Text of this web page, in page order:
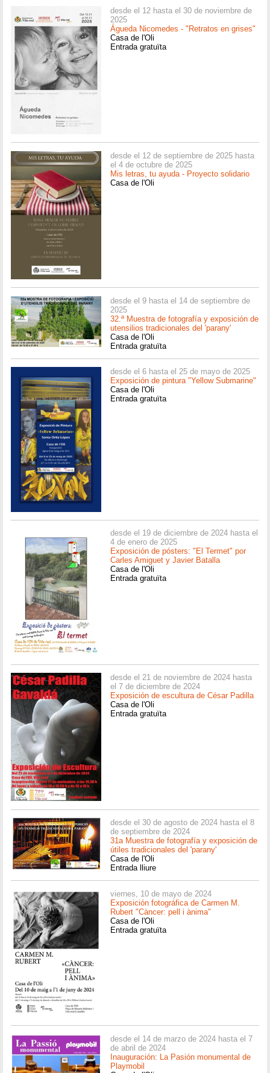
desde el 12 hasta el 30 de noviembre de
2025
Águeda Nicomedes - "Retratos en grises"
Casa de l'Oli
Entrada gratuïta
desde el 12 de septiembre de 2025 hasta
el 4 de octubre de 2025
Mis letras, tu ayuda - Proyecto solidario
Casa de l'Oli
desde el 9 hasta el 14 de septiembre de
2025
32.ª Muestra de fotografía y exposición de
utensilios tradicionales del 'parany'
Casa de l'Oli
Entrada gratuïta
desde el 6 hasta el 25 de mayo de 2025
Exposición de pintura "Yellow Submarine"
Casa de l'Oli
Entrada gratuïta
desde el 19 de diciembre de 2024 hasta el
4 de enero de 2025
Exposición de pósters: "El Termet" por
Carles Amiguet y Javier Batalla
Casa de l'Oli
Entrada gratuïta
desde el 21 de noviembre de 2024 hasta
el 7 de diciembre de 2024
Exposición de escultura de César Padilla
Casa de l'Oli
Entrada gratuïta
desde el 30 de agosto de 2024 hasta el 8
de septiembre de 2024
31a Muestra de fotografía y exposición de
útiles tradicionales del 'parany'
Casa de l'Oli
Entrada lliure
viernes, 10 de mayo de 2024
Exposición fotográfica de Carmen M.
Rubert "Càncer: pell i ànima"
Casa de l'Oli
Entrada gratuïta
desde el 14 de marzo de 2024 hasta el 7
de abril de 2024
Inauguración: La Pasión monumental de
Playmobil